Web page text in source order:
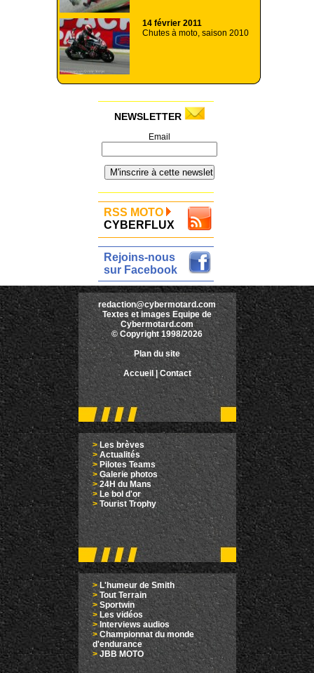
14 février 2011
Chutes à moto, saison 2010
NEWSLETTER
Email
RSS MOTO
CYBERFLUX
Rejoins-nous
sur Facebook
redaction@cybermotard.com
Textes et images Equipe de
Cybermotard.com
© Copyright 1998/2026
Plan du site
Accueil |Contact
>Les brèves
> Actualités
> Pilotes Teams
>Galerie photos
>24H du Mans
>Le bol d'or
> Tourist Trophy
>L'humeur de Smith
> Tout Terrain
> Sportwin
> Les vidéos
> Interviews audios
>Championnat du monde
d'endurance
> JBB MOTO